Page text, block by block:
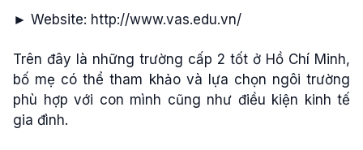
► Website: http://www.vas.edu.vn/
Trên đây là những trường cấp 2 tốt ở Hồ Chí Minh,
bố mẹ có thể tham khảo và lựa chọn ngôi trường
phù hợp với con mình cũng như điều kiện kinh tế
gia đình.